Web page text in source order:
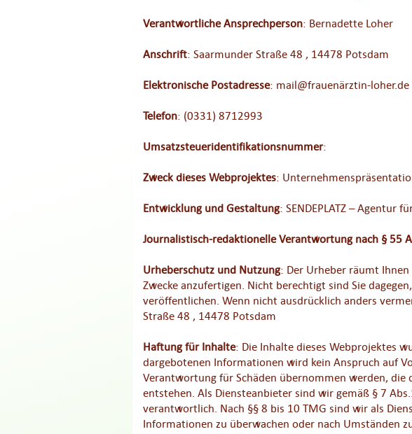
Verantwortliche Ansprechperson: Bernadette Loher
Anschrift: Saarmunder Straße 48 , 14478 Potsdam
Elektronische Postadresse: mail@frauenärztin-loher.de
Telefon: (0331) 8712993
Umsatzsteueridentifikationsnummer:
Zweck dieses Webprojektes:
Entwicklung und Gestaltung: SENDEPLATZ – Agentur
Journalistisch-redaktionelle Verantwortung nach § 55
Urheberschutz und Nutzung: Der Urheber räumt
Zwecke anzufertigen. Nicht berechtigt sind Sie
veröffentlichen. Wenn nicht ausdrücklich anders
Straße 48 , 14478 Potsdam
Haftung für Inhalte: Die Inhalte dieses Webprojektes
dargebotenen Informationen wird kein Anspruch auf
Verantwortung für Schäden übernommen werden, die
entstehen. Als Diensteanbieter sind wir gemäß § 7
verantwortlich. Nach §§ 8 bis 10 TMG sind wir als
Informationen zu überwachen oder nach Umständen